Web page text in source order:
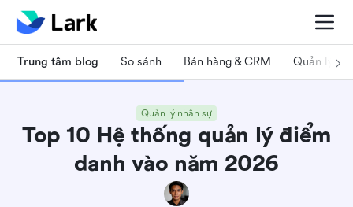
Trung tâm blog So sánh Bán hàng & CRM Quản lý dự
Quản lý nhân sự
Top 10 Hệ thống quản lý điểm
danh vào năm 2026